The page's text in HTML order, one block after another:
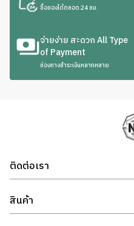
ซื้อของได้ตลอด 24 ชม.
จ่ายง่าย สะดวก All Type
of Payment
ช่องทางชำระเงินหลากหลาย
ติดต่อเรา
สินค้า